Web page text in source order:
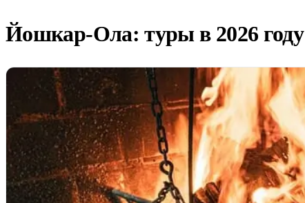
Йошкар-Ола: туры в 2026 году